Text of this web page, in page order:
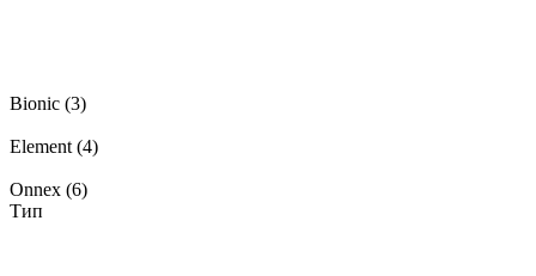
Bionic (3)
Element(4)
Onnex (6)
Тип